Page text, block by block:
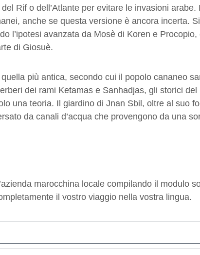
Rif o dell’Atlante per evitare le invasioni
anche se questa versione è ancora incerta.
l’ipotesi avanzata da Mosè di Koren e
di Giosuè.
più antica, secondo cui il popolo cananeo
dei rami Ketamas e Sanhadjas, gli storici
una teoria. Il giardino di Jnan Sbil, oltre al suo
da canali d’acqua che provengono da una
marocchina locale compilando il modulo
il vostro viaggio nella vostra lingua.